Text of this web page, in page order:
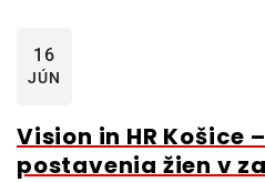
16
JÚN
Vision in HR Košice
postavenia žien v